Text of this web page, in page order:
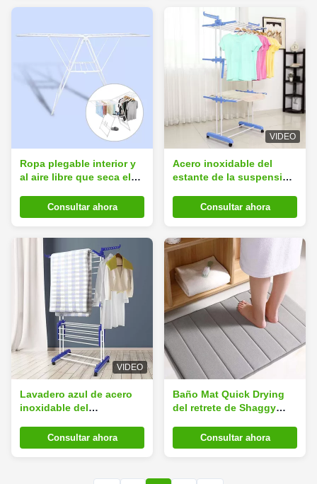
Ropa plegable interior y
al aire libre que seca el
acero de la aleación
Consultar ahora
VIDEO
Acero inoxidable del
estante de la suspensión
de la grada del balcón 3
multifuncional
Consultar ahora
VIDEO
Lavadero azul de acero
inoxidable del
que seca el estante con
las alas bilaterales
Consultar ahora
Baño Mat Quick Drying
del retrete de Shaggy
Consultar ahora